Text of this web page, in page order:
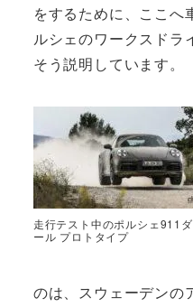
をするために、ここへ
ルシェのワークスドラ
そう説明しています。
走行テスト中のポルシェ911
ール プロトタイプ
のは、スウェーデンの